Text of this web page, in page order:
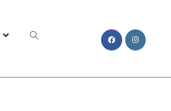
Toggle Website Search